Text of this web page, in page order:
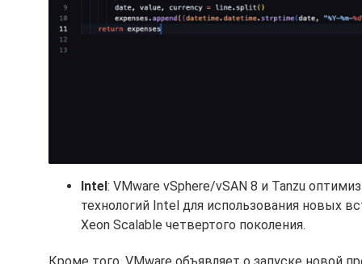
Intel: VMware vSphere/vSAN 8 и Tanzu
технологий Intel для использования новых
Xeon Scalable четвертого поколения.